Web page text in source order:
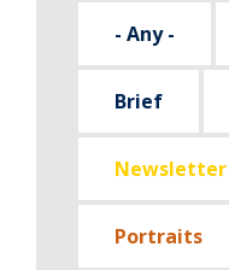
- Any -
Brief
Newsletter
Portraits